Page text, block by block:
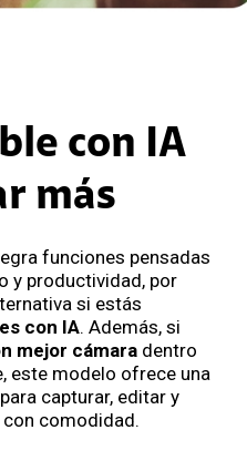
con IA
más
funciones pensadas
y productividad, por
si estás
con IA. Además, si
mejor cámaradentro
este modelo ofrece una
capturar, editar y
comodidad.